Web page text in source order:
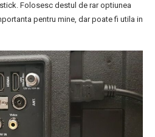
Folosesc destul de rar optiunea
pentru mine, dar poate fi utila in